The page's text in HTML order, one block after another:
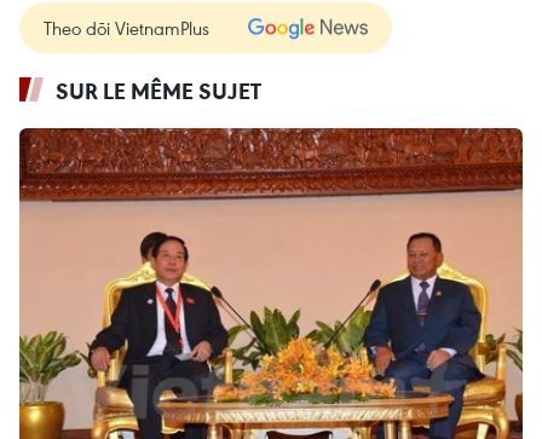
Theo dõi VietnamPlus
SUR LE MÊME SUJET